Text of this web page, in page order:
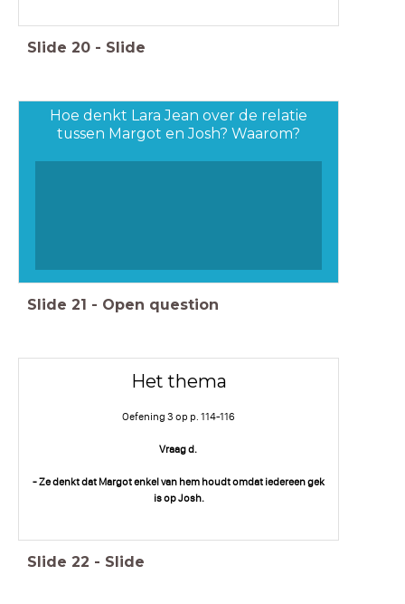
Slide 20 - Slide
Hoe denkt Lara Jean over de relatie
tussen Margot en Josh? Waarom?
Slide 21 - Open question
Het thema
Oefening 3 op p. 114-116
Vraag d.
- Ze denkt dat Margot enkel van hem houdt omdat iedereen gek
is op Josh.
Slide 22 - Slide